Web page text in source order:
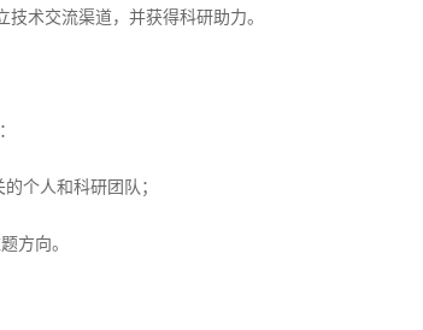
术交流渠道，并获得科研助力。
个人和科研团队；
方向。